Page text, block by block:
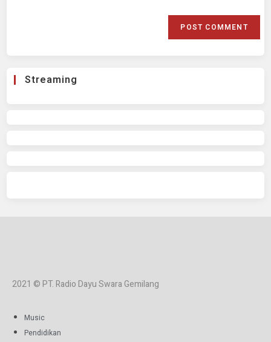
Streaming
2021 © PT. Radio Dayu Swara Gemilang
Music
Pendidikan